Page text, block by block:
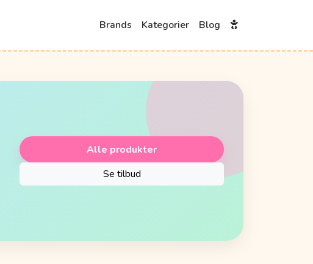
Brands Kategorier Blog
Alle produkter
Se tilbud